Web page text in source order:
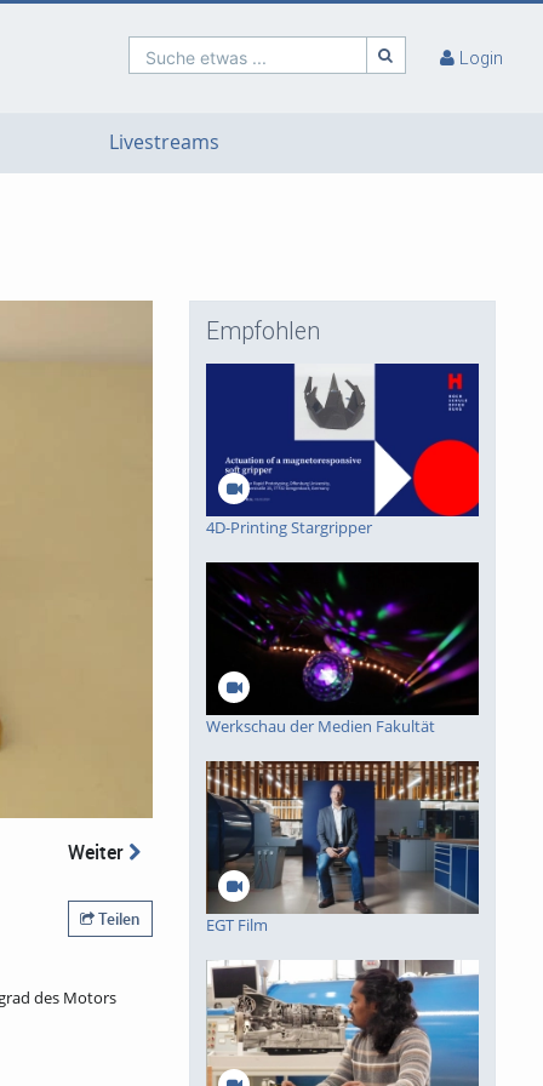
Suche etwas ... Login
Livestreams
Weiter
Teilen
des Motors
Empfohlen
4D-Printing Stargripper
Werkschau der Medien Fakultät
EGT Film